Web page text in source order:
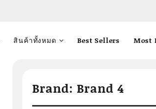
สินค้าทั้งหมด Best Sellers Most
Brand:Brand 4